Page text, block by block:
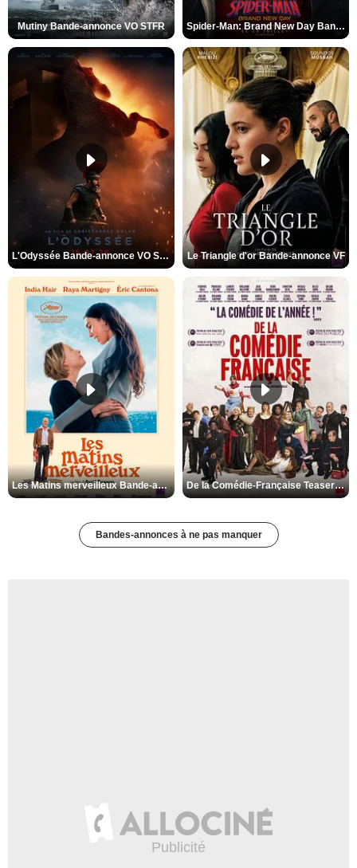
Mutiny Bande-annonce VO STFR Spider-Man: Brand New Day Bande-annonce VO STFR
L'Odyssée Bande-annonce VO STFR Le Triangle d'or Bande-annonce VF
Les Matins merveilleux Bande-annonce VF De la Comédie-Française Teaser VF
Bandes-annonces à ne pas manquer